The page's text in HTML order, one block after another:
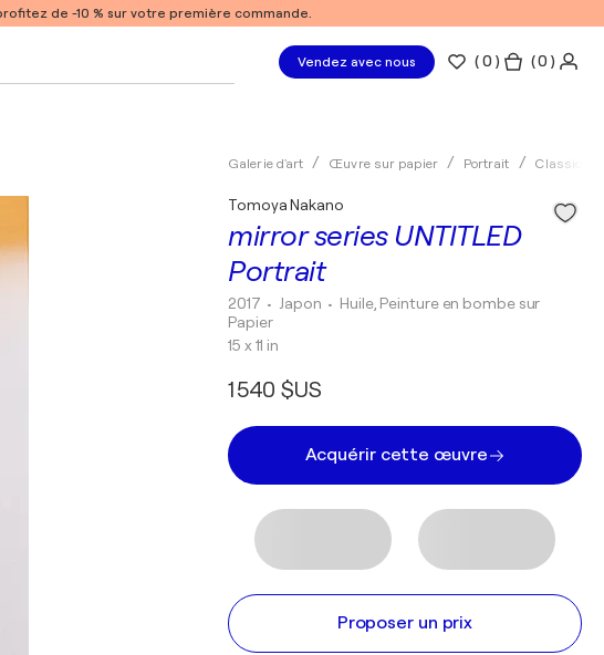
de -10 % sur votre première commande.
Vendez avec nous (0 ) ( 0 )
Galerie d'art Œuvre sur papier Portrait Classique
mirror series UNTITLED
Portrait
Tomoya Nakano
2017 • Japon • Huile, Peinture en bombe sur
Papier
15 x 11 in
1 540 $US
Acquérir cette œuvre
Proposer un prix